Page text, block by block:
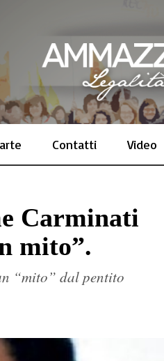
Contatti Video
Carminati
mito”.
“mito” dal pentito